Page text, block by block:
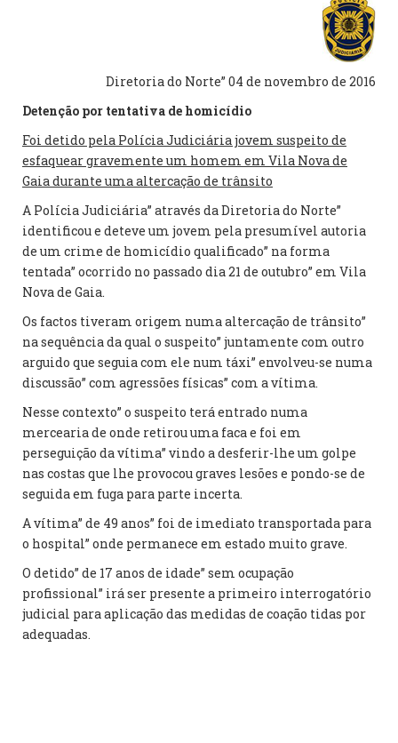
Diretoria do Norte” 04 de novembro de 2016
Detenção por tentativa de homicídio
Foi detido pela Polícia Judiciária jovem suspeito de
esfaquear gravemente um homem em Vila Nova de
Gaia durante uma altercação de trânsito
A Polícia Judiciária” através da Diretoria do Norte”
identificou e deteve um jovem pela presumível autoria
de um crime de homicídio qualificado” na forma
tentada” ocorrido no passado dia 21 de outubro” em Vila
Nova de Gaia.
Os factos tiveram origem numa altercação de trânsito”
na sequência da qual o suspeito” juntamente com outro
arguido que seguia com ele num táxi” envolveu-se numa
discussão” com agressões físicas” com a vítima.
Nesse contexto” o suspeito terá entrado numa
mercearia de onde retirou uma faca e foi em
perseguição da vítima” vindo a desferir-lhe um golpe
nas costas que lhe provocou graves lesões e pondo-se de
seguida em fuga para parte incerta.
A vítima” de 49 anos” foi de imediato transportada para
o hospital” onde permanece em estado muito grave.
O detido” de 17 anos de idade” sem ocupação
profissional” irá ser presente a primeiro interrogatório
judicial para aplicação das medidas de coação tidas por
adequadas.